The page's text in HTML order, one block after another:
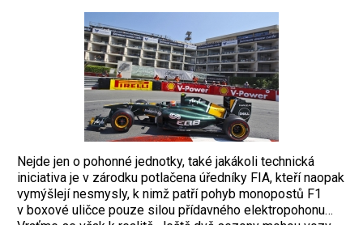
Nejde jen o pohonné jednotky, také jakákoli technická
iniciativa je v zárodku potlačena úředníky FIA, kteří naopak
vymýšlejí nesmysly, k nimž patří pohyb ­monopostů F1
v boxové uličce pouze silou přídavného elektropohonu…